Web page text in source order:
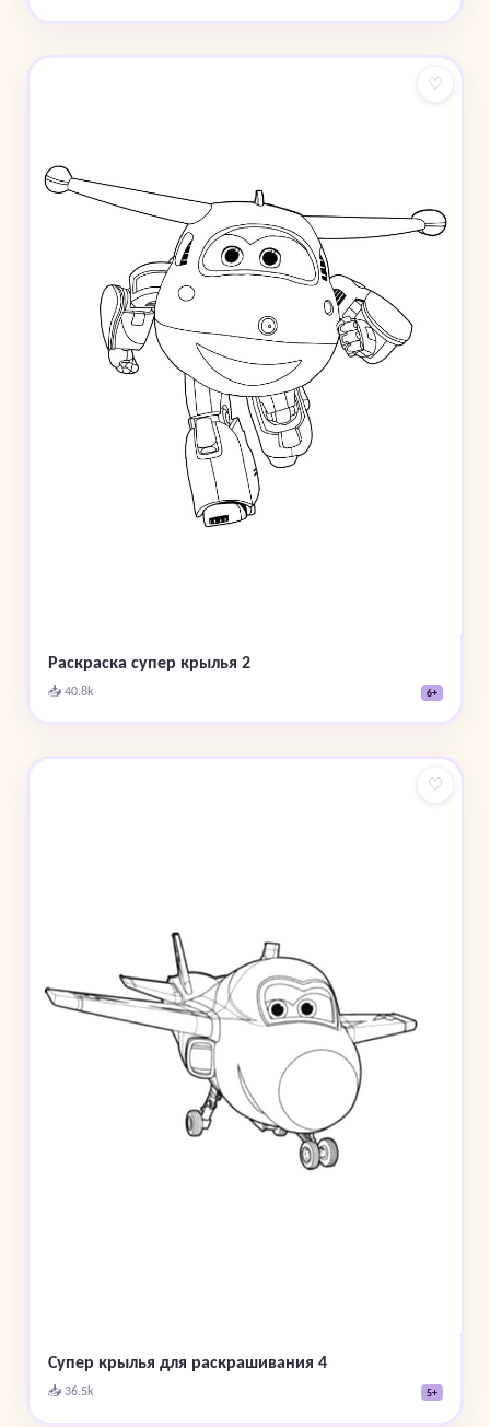
♡
Раскраска супер крылья 2
📥 40.8k 6+
♡
Супер крылья для раскрашивания 4
📥 36.5k 5+